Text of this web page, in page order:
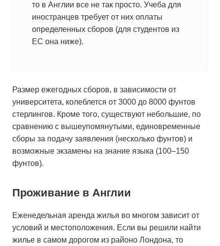
то в Англии все не так просто. Учеба для
иностранцев требует от них оплаты
определенных сборов (для студентов из
ЕС она ниже).
Размер ежегодных сборов, в зависимости от
университета, колеблется от 3000 до 8000 фунтов
стерлингов. Кроме того, существуют небольшие, по
сравнению с вышеупомянутыми, единовременные
сборы за подачу заявления (несколько фунтов) и
возможные экзамены на знание языка (100–150
фунтов).
Проживание в Англии
Еженедельная аренда жилья во многом зависит от
условий и местоположения. Если вы решили найти
жилье в самом дорогом из районо Лондона, то